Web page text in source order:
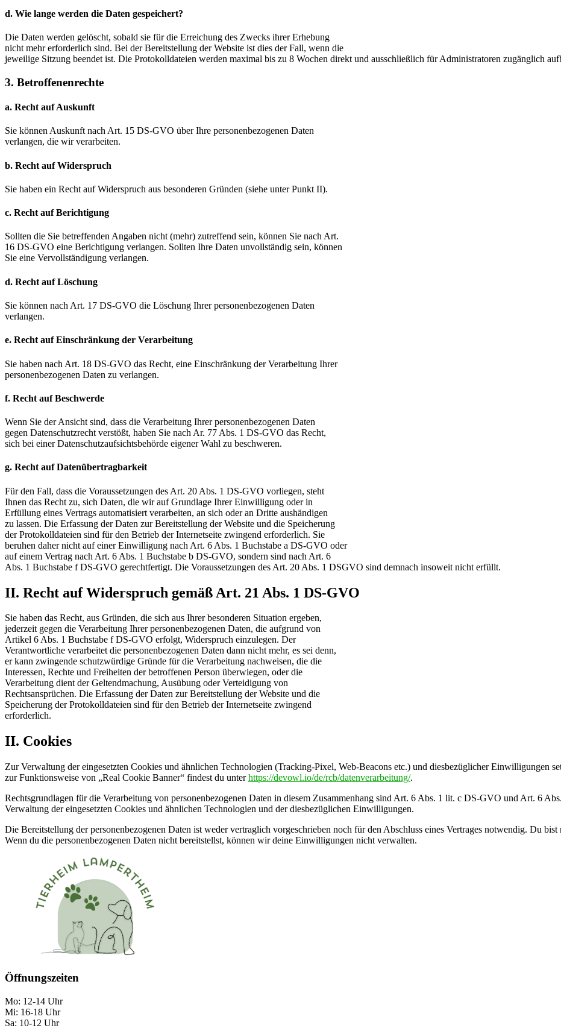
d. Wie lange werden die Daten gespeichert?
Die Daten werden gelöscht, sobald sie für die Erreichung des Zwecks ihrer Erhebung
nicht mehr erforderlich sind. Bei der Bereitstellung der Website ist dies der Fall, wenn die
jeweilige Sitzung beendet ist. Die Protokolldateien werden maximal bis zu 8 Wochen direkt und ausschließlich für Administratoren zugänglich
3. Betroffenenrechte
a. Recht auf Auskunft
Sie können Auskunft nach Art. 15 DS-GVO über Ihre personenbezogenen Daten
verlangen, die wir verarbeiten.
b. Recht auf Widerspruch
Sie haben ein Recht auf Widerspruch aus besonderen Gründen (siehe unter Punkt II).
c. Recht auf Berichtigung
Sollten die Sie betreffenden Angaben nicht (mehr) zutreffend sein, können Sie nach Art.
16 DS-GVO eine Berichtigung verlangen. Sollten Ihre Daten unvollständig sein, können
Sie eine Vervollständigung verlangen.
d. Recht auf Löschung
Sie können nach Art. 17 DS-GVO die Löschung Ihrer personenbezogenen Daten
verlangen.
e. Recht auf Einschränkung der Verarbeitung
Sie haben nach Art. 18 DS-GVO das Recht, eine Einschränkung der Verarbeitung Ihrer
personenbezogenen Daten zu verlangen.
f. Recht auf Beschwerde
Wenn Sie der Ansicht sind, dass die Verarbeitung Ihrer personenbezogenen Daten
gegen Datenschutzrecht verstößt, haben Sie nach Ar. 77 Abs. 1 DS-GVO das Recht,
sich bei einer Datenschutzaufsichtsbehörde eigener Wahl zu beschweren.
g. Recht auf Datenübertragbarkeit
Für den Fall, dass die Voraussetzungen des Art. 20 Abs. 1 DS-GVO vorliegen, steht
Ihnen das Recht zu, sich Daten, die wir auf Grundlage Ihrer Einwilligung oder in
Erfüllung eines Vertrags automatisiert verarbeiten, an sich oder an Dritte aushändigen
zu lassen. Die Erfassung der Daten zur Bereitstellung der Website und die Speicherung
der Protokolldateien sind für den Betrieb der Internetseite zwingend erforderlich. Sie
beruhen daher nicht auf einer Einwilligung nach Art. 6 Abs. 1 Buchstabe a DS-GVO oder
auf einem Vertrag nach Art. 6 Abs. 1 Buchstabe b DS-GVO, sondern sind nach Art. 6
Abs. 1 Buchstabe f DS-GVO gerechtfertigt. Die Voraussetzungen des Art. 20 Abs. 1 DSGVO sind demnach insoweit nicht erfüllt.
II. Recht auf Widerspruch gemäß Art. 21 Abs. 1 DS-GVO
Sie haben das Recht, aus Gründen, die sich aus Ihrer besonderen Situation ergeben,
jederzeit gegen die Verarbeitung Ihrer personenbezogenen Daten, die aufgrund von
Artikel 6 Abs. 1 Buchstabe f DS-GVO erfolgt, Widerspruch einzulegen. Der
Verantwortliche verarbeitet die personenbezogenen Daten dann nicht mehr, es sei denn,
er kann zwingende schutzwürdige Gründe für die Verarbeitung nachweisen, die die
Interessen, Rechte und Freiheiten der betroffenen Person überwiegen, oder die
Verarbeitung dient der Geltendmachung, Ausübung oder Verteidigung von
Rechtsansprüchen. Die Erfassung der Daten zur Bereitstellung der Website und die
Speicherung der Protokolldateien sind für den Betrieb der Internetseite zwingend
erforderlich.
II. Cookies
Zur Verwaltung der eingesetzten Cookies und ähnlichen Technologien (Tracking-Pixel, Web-Beacons etc.) und diesbezüglicher Einwilligungen
zur Funktionsweise von „Real Cookie Banner“ findest du unterhttps://devowl.io/de/rcb/datenverarbeitung/.
Rechtsgrundlagen für die Verarbeitung von personenbezogenen Daten in diesem Zusammenhang sind Art. 6 Abs. 1 lit. c DS-GVO und Art. 6
Verwaltung der eingesetzten Cookies und ähnlichen Technologien und der diesbezüglichen Einwilligungen.
Die Bereitstellung der personenbezogenen Daten ist weder vertraglich vorgeschrieben noch für den Abschluss eines Vertrages notwendig. Du
Wenn du die personenbezogenen Daten nicht bereitstellst, können wir deine Einwilligungen nicht verwalten.
Öffnungszeiten
Mo: 12-14 Uhr
Mi: 16-18 Uhr
Sa: 10-12 Uhr